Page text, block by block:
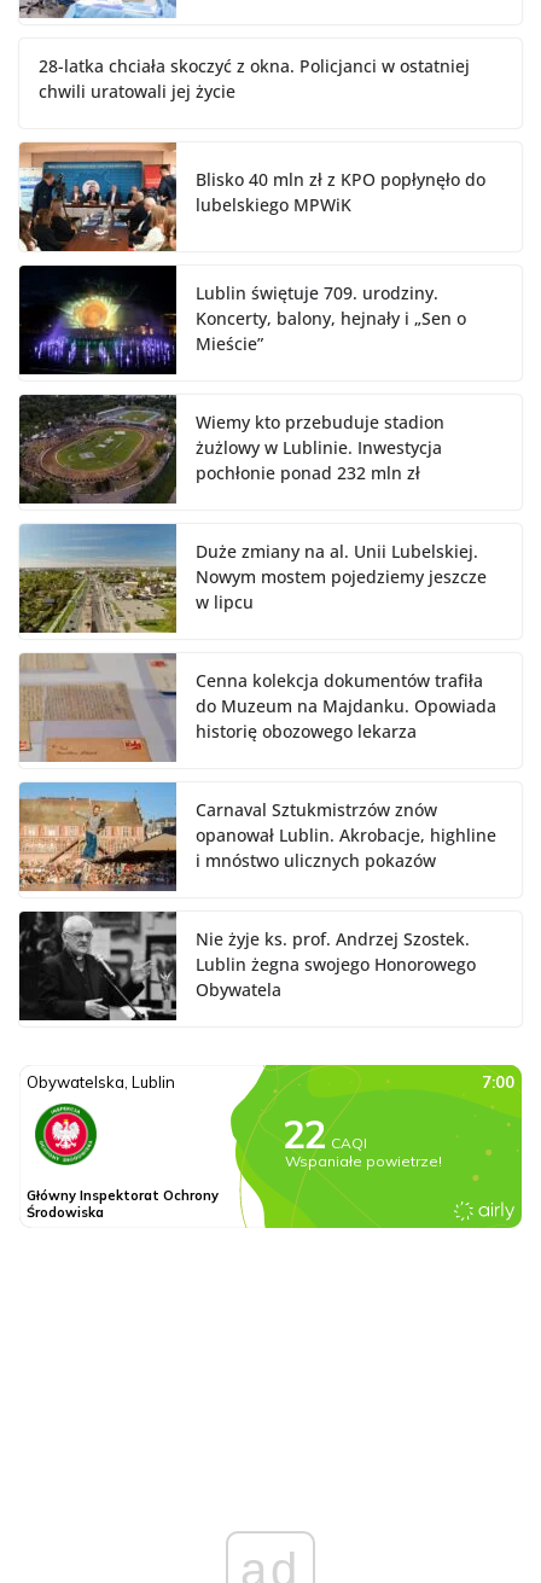
28-latka chciała skoczyć z okna. Policjanci w ostatniej
chwili uratowali jej życie
Blisko 40 mln zł z KPO popłynęło do
lubelskiego MPWiK
Lublin świętuje 709. urodziny.
Koncerty, balony, hejnały i „Sen o
Mieście”
Wiemy kto przebuduje stadion
żużlowy w Lublinie. Inwestycja
pochłonie ponad 232 mln zł
Duże zmiany na al. Unii Lubelskiej.
Nowym mostem pojedziemy jeszcze
w lipcu
Cenna kolekcja dokumentów trafiła
do Muzeum na Majdanku. Opowiada
historię obozowego lekarza
Carnaval Sztukmistrzów znów
opanował Lublin. Akrobacje, highline
i mnóstwo ulicznych pokazów
Nie żyje ks. prof. Andrzej Szostek.
Lublin żegna swojego Honorowego
Obywatela
ad